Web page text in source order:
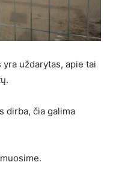
yra uždarytas, apie tai
dirba, čia galima